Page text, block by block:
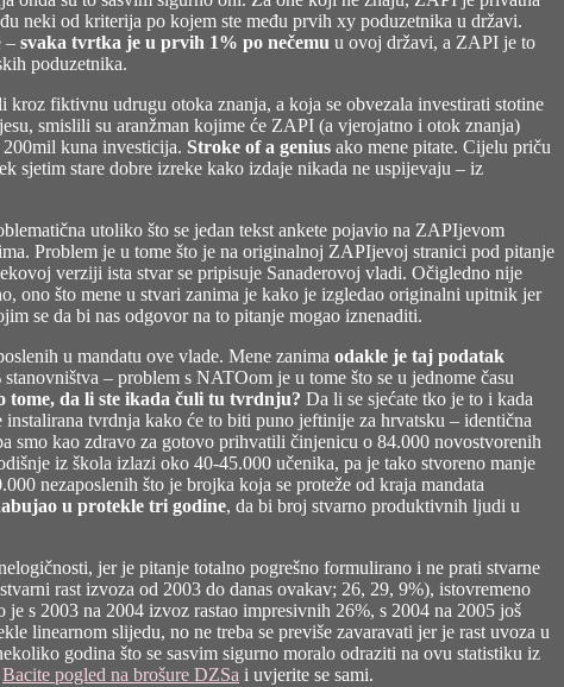
neki od kriterija po kojem ste među prvih xy poduzetnika u državi.
– svaka tvrtka je u prvih 1% po nečemu u ovoj državi, a ZAPI je to
poduzetnika.
fiktivnu udrugu otoka znanja, a koja se obvezala investirati stotine
smislili su aranžman kojime će ZAPI (a vjerojatno i otok znanja)
kuna investicija. Stroke of a genius ako mene pitate. Cijelu priču
sjetim stare dobre izreke kako izdaje nikada ne uspijevaju – iz
utoliko što se jedan tekst ankete pojavio na ZAPIjevom
. Problem je u tome što je na originalnoj ZAPIjevoj stranici pod pitanje
verziji ista stvar se pripisuje Sanaderovoj vladi. Očigledno nije
ono što mene u stvari zanima je kako je izgledao originalni upitnik jer
se da bi nas odgovor na to pitanje mogao iznenaditi.
u mandatu ove vlade. Mene zanima odakle je taj podatak
– problem s NATOom je u tome što se u jednome času
tome, da li ste ikada čuli tu tvrdnju? Da li se sjećate tko je to i kada
tvrdnja kako će to biti puno jeftinije za hrvatsku – identična
smo kao zdravo za gotovo prihvatili činjenicu o 84.000 novostvorenih
iz škola izlazi oko 40-45.000 učenika, pa je tako stvoreno manje
nezaposlenih što je brojka koja se proteže od kraja mandata
u protekle tri godine, da bi broj stvarno produktivnih ljudi u
jer je pitanje totalno pogrešno formulirano i ne prati stvarne
rast izvoza od 2003 do danas ovakav; 26, 29, 9%), istovremeno
s 2003 na 2004 izvoz rastao impresivnih 26%, s 2004 na 2005 još
linearnom slijedu, no ne treba se previše zavaravati jer je rast uvoza u
godina što se sasvim sigurno moralo odraziti na ovu statistiku iz
Bacite pogled na brošure DZSa i uvjerite se sami.